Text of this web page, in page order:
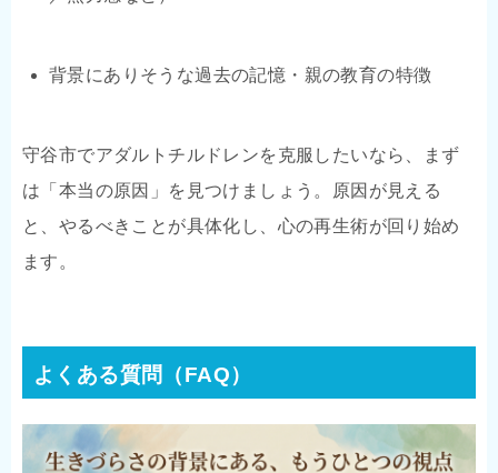
背景にありそうな過去の記憶・親の教育の特徴
守谷市でアダルトチルドレンを克服したいなら、まず
は「本当の原因」を見つけましょう。原因が見える
と、やるべきことが具体化し、心の再生術が回り始め
ます。
よくある質問（FAQ）